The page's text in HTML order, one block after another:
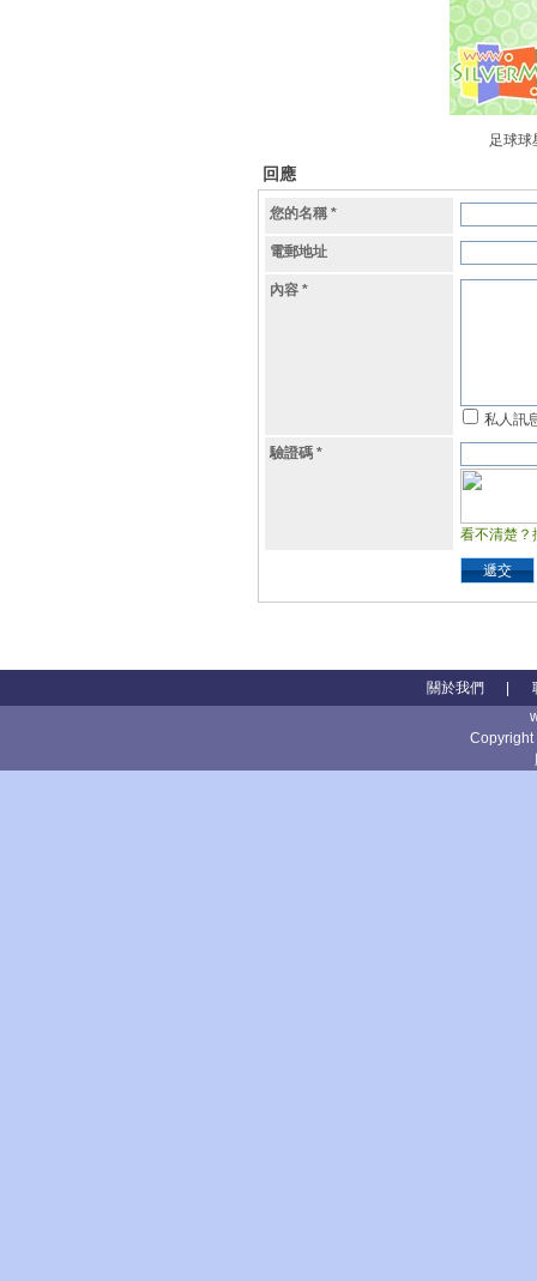
足球球
回應
您的名稱 *
電郵地址
內容 *
私人訊
驗證碼 *
看不清楚？
遞交
關於我們